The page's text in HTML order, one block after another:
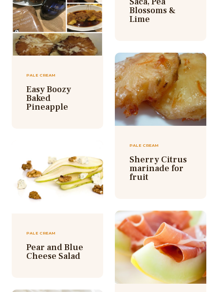
Blossoms &
Lime
PALE CREAM
Easy Boozy
Baked
Pineapple
PALE CREAM
Sherry Citrus
marinade for
fruit
PALE CREAM
Pear and Blue
Cheese Salad